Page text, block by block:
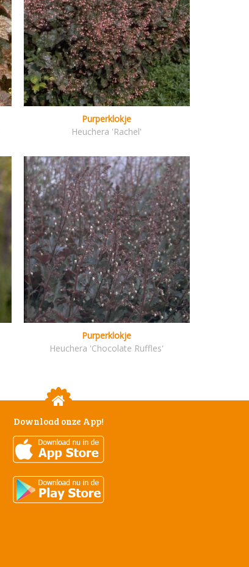
Purperklokje
Heuchera 'Rachel'
Purperklokje
Heuchera 'Chocolate Ruffles'
Download onze App!